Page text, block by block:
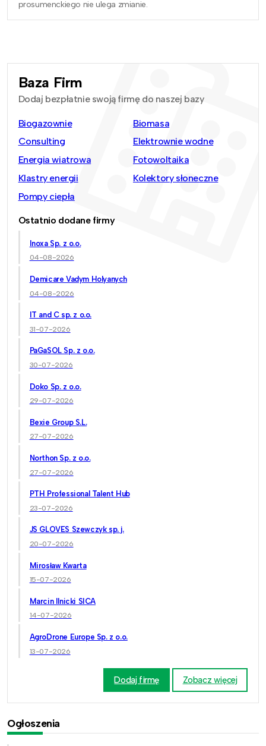
prosumenckiego nie ulega zmianie.
Baza Firm
Dodaj bezpłatnie swoją firmę do naszej bazy
Biogazownie
Biomasa
Consulting
Elektrownie wodne
Energia wiatrowa
Fotowoltaika
Klastry energii
Kolektory słoneczne
Pompy ciepła
Ostatnio dodane firmy
Inoxa Sp. z o.o.
04-08-2026
Demicare Vadym Holyanych
04-08-2026
IT and C sp. z o.o.
31-07-2026
PaGaSOL Sp. z o.o.
30-07-2026
Doko Sp. z o.o.
29-07-2026
Bexie Group S.L.
27-07-2026
Northon Sp. z o.o.
27-07-2026
PTH Professional Talent Hub
23-07-2026
JS GLOVES Szewczyk sp. j.
20-07-2026
Mirosław Kwarta
15-07-2026
Marcin Ilnicki SICA
14-07-2026
AgroDrone Europe Sp. z o.o.
13-07-2026
Dodaj firmę Zobacz więcej
Ogłoszenia